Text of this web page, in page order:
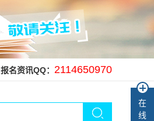
报名资讯QQ： 2114650970
在
线